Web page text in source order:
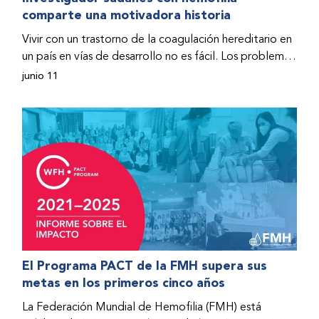
hospitalizado y terminó con daños graves en ambas
donado a través del Programa de Ayuda Humanitaria
de la Federación Mundial de Hemofilia (FMH) cuando
Fendi encontró la esperanza de una vida mejor.
comparte una motivadora historia
Vivir con un trastorno de la coagulación hereditario en
un país en vías de desarrollo no es fácil. Los problemas
se multiplican drásticamente cuando el país también
Hashim, hombre sudanés con hemofilia B, la vida no
representaba más que retos cotidianos hasta que la
asistencia proporcionada por la Federación Mundial
de Hemofilia (FMH) y su Programa de Ayuda
Humanitaria salvo su vida.
junio 11
El Programa PACT de la FMH supera sus
metas en los primeros cinco años
La Federación Mundial de Hemofilia (FMH) está